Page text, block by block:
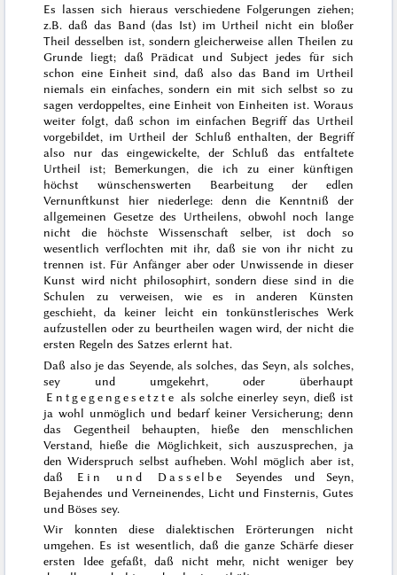
Es lassen sich hieraus verschiedene Folgerungen ziehen;
z.B. daß das Band (das Ist) im Urtheil nicht ein bloßer
Theil desselben ist, sondern gleicherweise allen Theilen zu
Grunde liegt; daß Prädicat und Subject jedes für sich
schon eine Einheit sind, daß also das Band im Urtheil
niemals ein einfaches, sondern ein mit sich selbst so zu
sagen verdoppeltes, eine Einheit von Einheiten ist. Woraus
weiter folgt, daß schon im einfachen Begriff das Urtheil
vorgebildet, im Urtheil der Schluß enthalten, der Begriff
also nur das eingewickelte, der Schluß das entfaltete
Urtheil ist; Bemerkungen, die ich zu einer künftigen
höchst wünschenswerten Bearbeitung der edlen
Vernunftkunst hier niederlege: denn die Kenntniß der
allgemeinen Gesetze des Urtheilens, obwohl noch lange
nicht die höchste Wissenschaft selber, ist doch so
wesentlich verflochten mit ihr, daß sie von ihr nicht zu
trennen ist. Für Anfänger aber oder Unwissende in dieser
Kunst wird nicht philosophirt, sondern diese sind in die
Schulen zu verweisen, wie es in anderen Künsten
geschieht, da keiner leicht ein tonkünstlerisches Werk
aufzustellen oder zu beurtheilen wagen wird, der nicht die
ersten Regeln des Satzes erlernt hat.
Daß also je das Seyende, als solches, das Seyn, als solches,
sey und umgekehrt, oder überhaupt
Entgegengesetzte als solche einerley seyn, dieß ist
ja wohl unmöglich und bedarf keiner Versicherung; denn
das Gegentheil behaupten, hieße den menschlichen
Verstand, hieße die Möglichkeit, sich auszusprechen, ja
den Widerspruch selbst aufheben. Wohl möglich aber ist,
daß
Ein und Dasselbe
Seyendes und Seyn,
Bejahendes und Verneinendes, Licht und Finsternis, Gutes
und Böses sey.
Wir konnten diese dialektischen Erörterungen nicht
umgehen. Es ist wesentlich, daß die ganze Schärfe dieser
ersten Idee gefaßt, daß nicht mehr, nicht weniger bey